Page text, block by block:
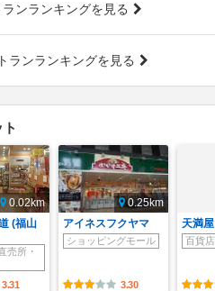
ンランキングを見る
ランランキングを見る
0.02km
(福山
売所・
3.31
0.25km
アイネスフクヤマ
ショッピングモール
3.30
天満
百貨